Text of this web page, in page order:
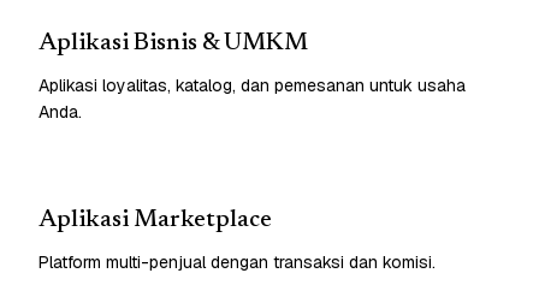
Aplikasi Bisnis & UMKM
Aplikasi loyalitas, katalog, dan pemesanan untuk usaha
Anda.
Aplikasi Marketplace
Platform multi-penjual dengan transaksi dan komisi.